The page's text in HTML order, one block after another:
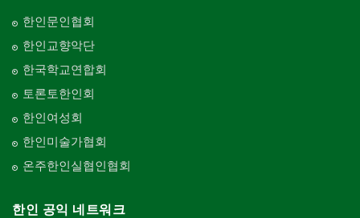
한인문인협회
한인교향악단
한국학교연합회
토론토한인회
한인여성회
한인미술가협회
온주한인실협인협회
한인 공익 네트워크